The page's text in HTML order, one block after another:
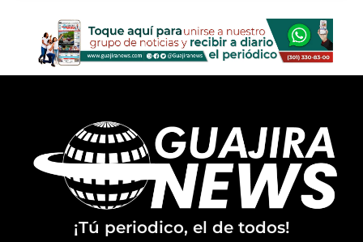
¡Tú periodico, el de todos!